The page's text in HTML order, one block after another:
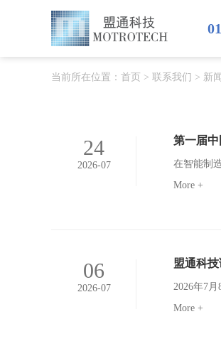
当前所在位置： 首页 > 联系我们 > 新
24
2026-07
第一届
More +
06
2026-07
盟通科
More +